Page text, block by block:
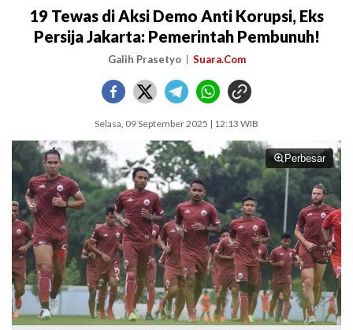
19 Tewas di Aksi Demo Anti Korupsi, Eks
Persija Jakarta: Pemerintah Pembunuh!
Galih Prasetyo Suara.Com
Selasa, 09 September 2025 | 12:13 WIB
Perbesar